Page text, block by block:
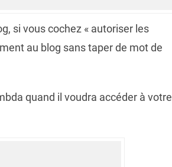
si vous cochez « autoriser les
au blog sans taper de mot de
quand il voudra accéder à votre